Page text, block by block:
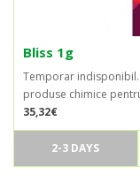
Bliss 1g
Temporar indisponibil.
produse chimice
35,32€
2-3 DAYS